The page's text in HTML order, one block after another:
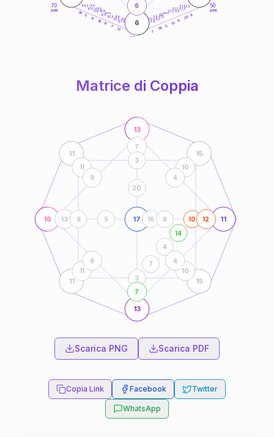
50
anni
60
70
anni
51-52,5
52,5-53,5
53,5-54
56-57,5
57,5-58,5
58,5-59
61-62,5
62,5-63,5
63,5-64
66-67,5
67,5-68,5
68,5-69
9
20
6
13
5
19
7
13
7
8
19
6
5
18
6
6
55anni
65anni
Matrice di Coppia
16
13
11
13
17
11 15
11 15
3
7
4
14
10
13
7
12
7
6
3
16 6
5
20
11
9
10
4
11
9
10
4
Scarica PNG Scarica PDF
Copia Link Facebook Twitter
WhatsApp